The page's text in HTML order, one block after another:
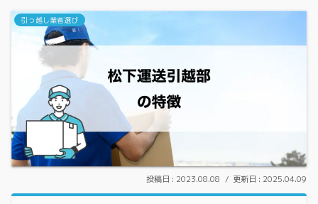
引っ越し業者選び
2023.08.08 2025.04.09